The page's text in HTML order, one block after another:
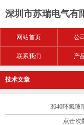
深圳市苏瑞电气有
网站首页 公
联系我们 产
技术文章
3640环氧玻
点击次